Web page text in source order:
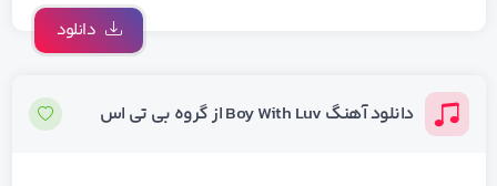
دانلود
دانلود آهنگ Boy With Luv از گروه بی تی اس